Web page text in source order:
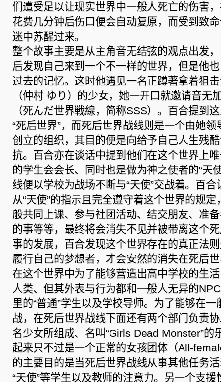
们遭受足以让现实世界中一般人死亡的伤害
花费几分钟后伤口便会自动复原，而受到致
迷中苏醒过来。
整个故事主要是从主角音无结弦的观点出发
后发现自己来到一个不一样的世界，但是他
过去的记忆。这时他遇见一名正蹲著拿着狙
（仲村 ゆり）的少女，她一开口就邀请音无
（死んだ世界戦線，简称SSS）。百合提到
“死后世界”，而死后世界战线则是一个由她
创立的组织，其目的便是向给予自己人生残酷
抗。百合亦在谈话中提到他们在这个世界上
的学生会会长、同时也是做为神之使者的“天
线便以学校为战场不断与“天使”交战着。百
从“天使”的指示且完全遵守着这个世界的规
般共同上课、参与社团活动、结交朋友、准
的事等等，最终将会消失不见并被带离这个
事的发展，百合发现这个世界存在的真正法
履行自己的梦想者，才会安然的消失在死后
在这个世界中为了能够营造出高中学校的生
人类、但其外表与行为都和一般人无异的
里的“普通”学生以及学校导师。为了能够在一
战，在死后世界战线下面还有两个部门负责
名少女所组成、名叫“Girls Dead Monster”的
起来只不过是一个正常的女孩团体（All-
的主要目的是当死后世界战线从事其他任务
“天使”等学生以及教师的注意力。另一个支援